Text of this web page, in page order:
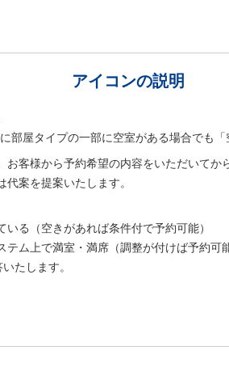
アイコンの説明
部屋タイプの一部に空室がある場合でも「
客様から予約希望の内容をいただいてか
案を提案いたします。
る（空きがあれば条件付で予約可能）
ム上で満室・満席（調整が付けば予約可能
たします。